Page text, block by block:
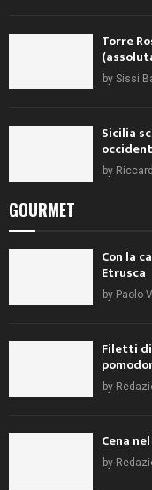
Torre
by Sissi
Sicilia
by
GOURMET
Con la
Etrusca
by Paolo
Filetti di
by
Cena
by